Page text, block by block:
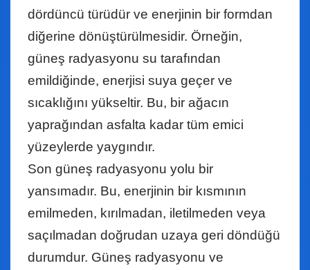
dördüncü türüdür ve enerjinin bir formdan
diğerine dönüştürülmesidir. Örneğin,
güneş radyasyonu su tarafından
emildiğinde, enerjisi suya geçer ve
sıcaklığını yükseltir. Bu, bir ağacın
yaprağından asfalta kadar tüm emici
yüzeylerde yaygındır.
Son güneş radyasyonu yolu bir
yansımadır. Bu, enerjinin bir kısmının
emilmeden, kırılmadan, iletilmeden veya
saçılmadan doğrudan uzaya geri döndüğü
durumdur. Güneş radyasyonu ve